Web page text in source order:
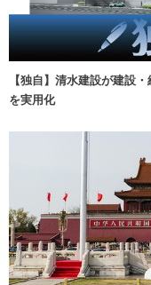
【独自】清水建設が建設
を実用化